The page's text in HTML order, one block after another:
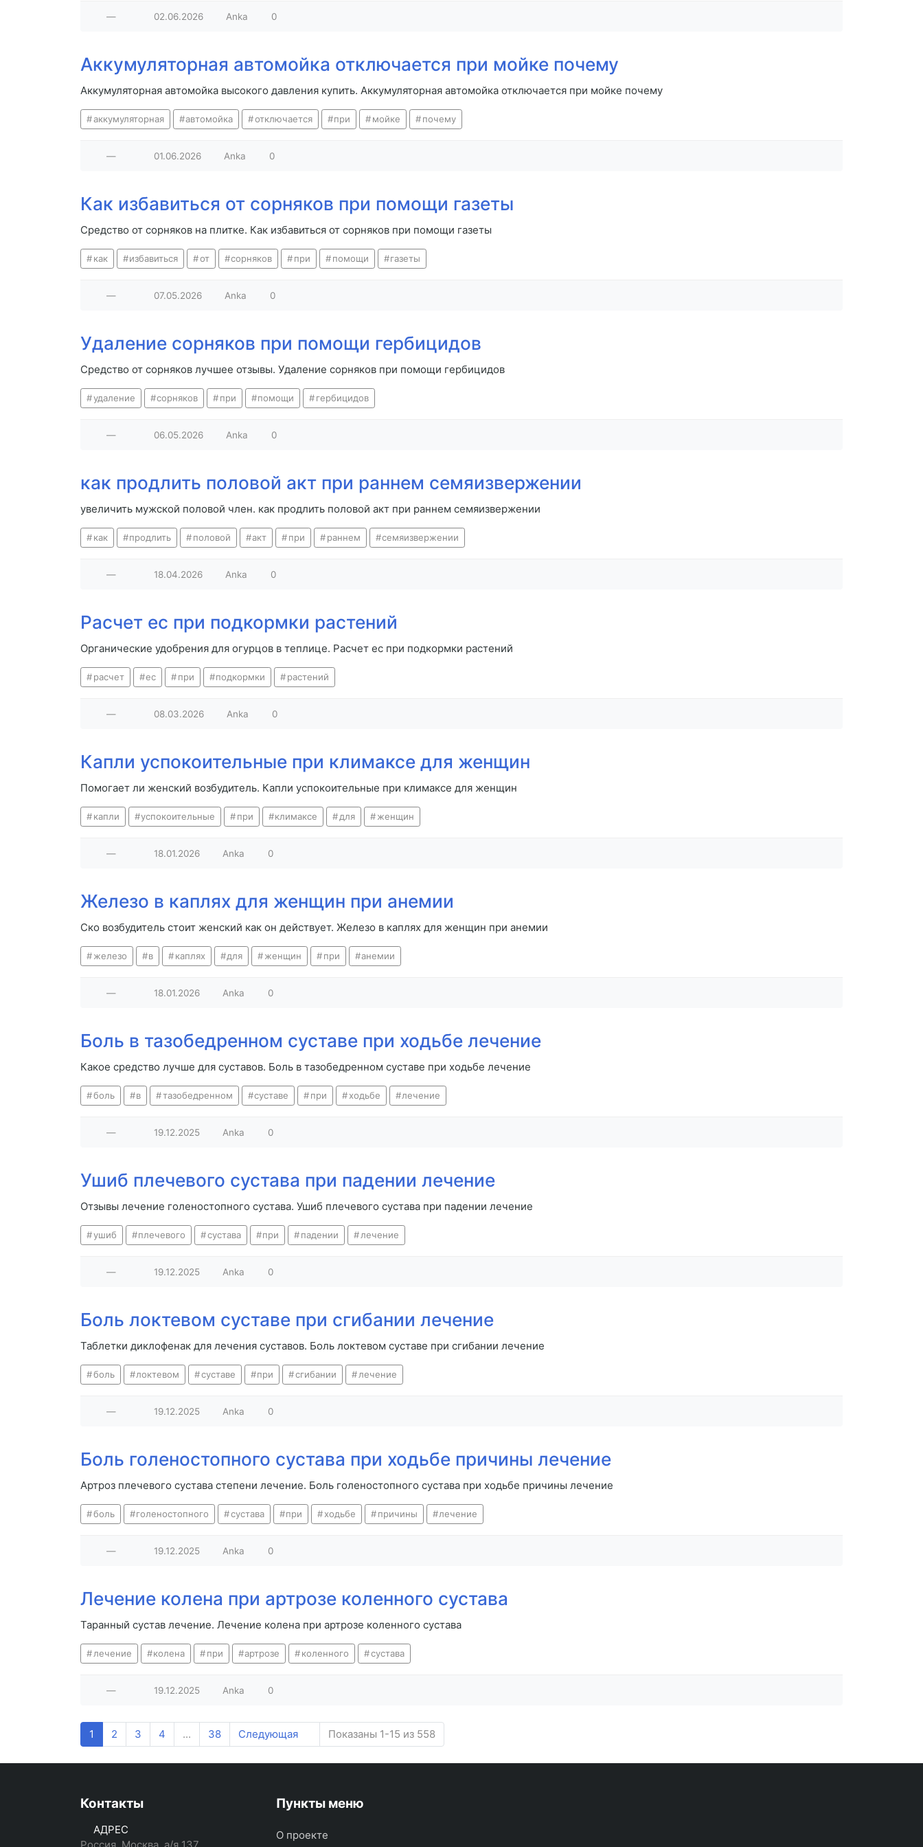
— 02.06.2026 Anka 0
Аккумуляторная автомойка отключается при мойке почему
Аккумуляторная автомойка высокого давления купить. Аккумуляторная автомойка отключается при мойке почему
аккумуляторная автомойка отключается при мойке почему
— 01.06.2026 Anka 0
Как избавиться от сорняков при помощи газеты
Средство от сорняков на плитке. Как избавиться от сорняков при помощи газеты
как избавиться от сорняков при помощи газеты
— 07.05.2026 Anka 0
Удаление сорняков при помощи гербицидов
Средство от сорняков лучшее отзывы. Удаление сорняков при помощи гербицидов
удаление сорняков при помощи гербицидов
— 06.05.2026 Anka 0
как продлить половой акт при раннем семяизвержении
увеличить мужской половой член. как продлить половой акт при раннем семяизвержении
как продлить половой акт при раннем семяизвержении
— 18.04.2026 Anka 0
Расчет ес при подкормки растений
Органические удобрения для огурцов в теплице. Расчет ес при подкормки растений
расчет ес при подкормки растений
— 08.03.2026 Anka 0
Капли успокоительные при климаксе для женщин
Помогает ли женский возбудитель. Капли успокоительные при климаксе для женщин
капли успокоительные при климаксе для женщин
— 18.01.2026 Anka 0
Железо в каплях для женщин при анемии
Ско возбудитель стоит женский как он действует. Железо в каплях для женщин при анемии
железо в каплях для женщин при анемии
— 18.01.2026 Anka 0
Боль в тазобедренном суставе при ходьбе лечение
Какое средство лучше для суставов. Боль в тазобедренном суставе при ходьбе лечение
боль в тазобедренном суставе при ходьбе лечение
— 19.12.2025 Anka 0
Ушиб плечевого сустава при падении лечение
Отзывы лечение голеностопного сустава. Ушиб плечевого сустава при падении лечение
ушиб плечевого сустава при падении лечение
— 19.12.2025 Anka 0
Боль локтевом суставе при сгибании лечение
Таблетки диклофенак для лечения суставов. Боль локтевом суставе при сгибании лечение
боль локтевом суставе при сгибании лечение
— 19.12.2025 Anka 0
Боль голеностопного сустава при ходьбе причины лечение
Артроз плечевого сустава степени лечение. Боль голеностопного сустава при ходьбе причины лечение
боль голеностопного сустава при ходьбе причины лечение
— 19.12.2025 Anka 0
Лечение колена при артрозе коленного сустава
Таранный сустав лечение. Лечение колена при артрозе коленного сустава
лечение колена при артрозе коленного сустава
— 19.12.2025 Anka 0
1 2 3 4 ... 38 Следующая Показаны 1-15 из 558
Контакты
АДРЕС
Пункты меню
О проекте